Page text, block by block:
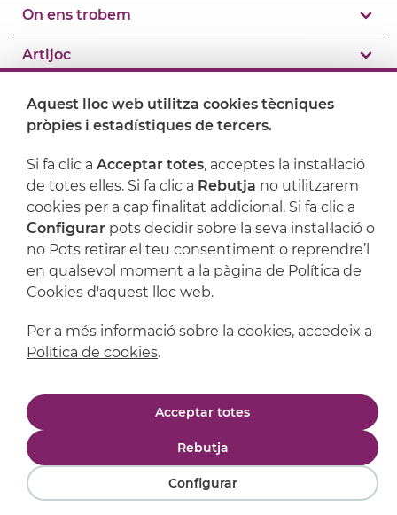
On ens trobem
Artijoc
Suport
Política de cookies
Condicions de compra
Aquest lloc web utilitza cookies tècniques
pròpies i estadístiques de tercers.
Si fa clic a Acceptar totes, acceptes la instal·lació
de totes elles. Si fa clic a Rebutja no utilitzarem
cookies per a cap finalitat addicional. Si fa clic a
Configurar pots decidir sobre la seva instal·lació o
no Pots retirar el teu consentiment o reprendre’l
en qualsevol moment a la pàgina de Política de
Cookies d'aquest lloc web.
Per a més informació sobre la cookies, accedeix a
Política de cookies.
Acceptar totes
Rebutja
Configurar